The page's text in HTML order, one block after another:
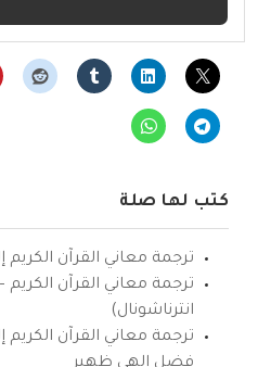
كتب لها صلة
ترجمة معاني القرآن الكريم
ترجمة معاني القرآن الكريم
انترناشونال)
ترجمة معاني القرآن الكريم